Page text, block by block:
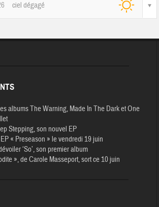
ciel dégagé
albums The Warning, Made In The Dark et One
Stepping, son nouvel EP
« Preseason » le vendredi 19 juin
‘So’, son premier album
», de Carole Masseport, sort ce 10 juin